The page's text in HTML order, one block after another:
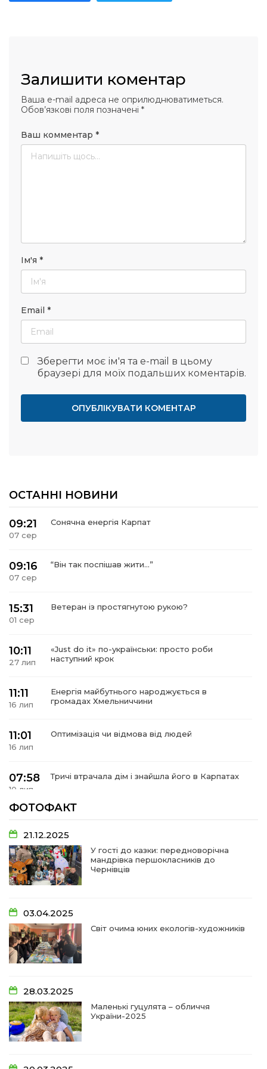
Залишити коментар
Ваша e-mail адреса не оприлюднюватиметься.
Обов’язкові поля позначені *
Ваш комментар *
Ім'я *
Email *
Зберегти моє ім'я та e-mail в цьому
браузері для моїх подальших коментарів.
ОСТАННІ НОВИНИ
09:21
07 сер
Сонячна енергія Карпат
09:16
07 сер
“Він так поспішав жити…”
15:31
01 сер
Ветеран із простягнутою рукою?
10:11
27 лип
«Just do it» по-українськи: просто роби
наступний крок
11:11
16 лип
Енергія майбутнього народжується в
громадах Хмельниччини
11:01
16 лип
Оптимізація чи відмова від людей
07:58
10 лип
Тричі втрачала дім і знайшла його в Карпатах
10 лип
13:30
06 лип
Від прикордонної застави до Донбасу:
14:18
01 лип
09:31
28 чер
Творчі підсумки юних художників
09:28
28 чер
Довгопільський рок заради благодійності
09:20
28 чер
Проза Людмили Охріменко: про те, що і гріє, і
болить…
ФОТОФАКТ
21.12.2025
У гості до казки: передноворічна
мандрівка першокласників до
Чернівців
03.04.2025
Світ очима юних екологів-художників
28.03.2025
Маленькі гуцулята – обличчя
України-2025